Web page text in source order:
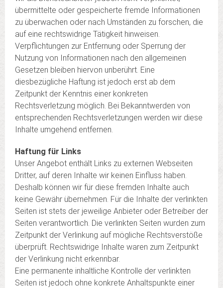
übermittelte oder gespeicherte fremde Informationen
zu überwachen oder nach Umständen zu forschen, die
auf eine rechtswidrige Tätigkeit hinweisen.
Verpflichtungen zur Entfernung oder Sperrung der
Nutzung von Informationen nach den allgemeinen
Gesetzen bleiben hiervon unberührt. Eine
diesbezügliche Haftung ist jedoch erst ab dem
Zeitpunkt der Kenntnis einer konkreten
Rechtsverletzung möglich. Bei Bekanntwerden von
entsprechenden Rechtsverletzungen werden wir diese
Inhalte umgehend entfernen.
Haftung für Links
Unser Angebot enthält Links zu externen Webseiten
Dritter, auf deren Inhalte wir keinen Einfluss haben.
Deshalb können wir für diese fremden Inhalte auch
keine Gewähr übernehmen. Für die Inhalte der verlinkten
Seiten ist stets der jeweilige Anbieter oder Betreiber der
Seiten verantwortlich. Die verlinkten Seiten wurden zum
Zeitpunkt der Verlinkung auf mögliche Rechtsverstöße
überprüft. Rechtswidrige Inhalte waren zum Zeitpunkt
der Verlinkung nicht erkennbar.
Eine permanente inhaltliche Kontrolle der verlinkten
Seiten ist jedoch ohne konkrete Anhaltspunkte einer